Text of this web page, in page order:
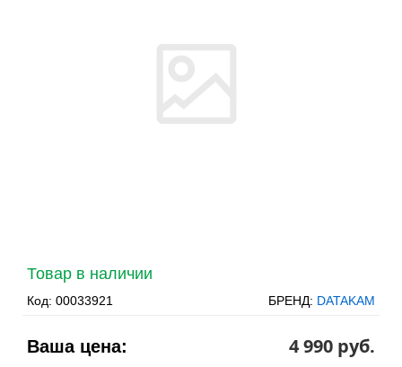
Товар в наличии
Код: 00033921 БРЕНД: DATAKAM
Ваша цена: 4 990 pуб.